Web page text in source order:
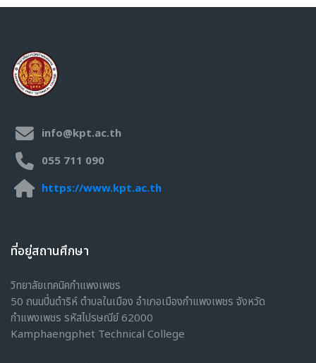
การบัญชี
การจัดการสำนักงานดิจิทัล
Health Safety and Enviro1nment
สามัญสัมพันธ์
เทคนิคพื้นฐาน
ฝึกประสบการณ์
แนะนำแผนกวิชา
info@kpt.ac.th
055 711 090
https://www.kpt.ac.th
ที่อยู่สถานศึกษา
วิทยาลัยเทคนิคกำแพงเพชร
50 ถนนปิ่นดำริห์ ตำบลในเมือง อำเภอเมืองกำแพงเพชร จังหวัด
กำแพงเพชร รหัสไปรษณีย์ 62000
Kamphaengphet Technical College